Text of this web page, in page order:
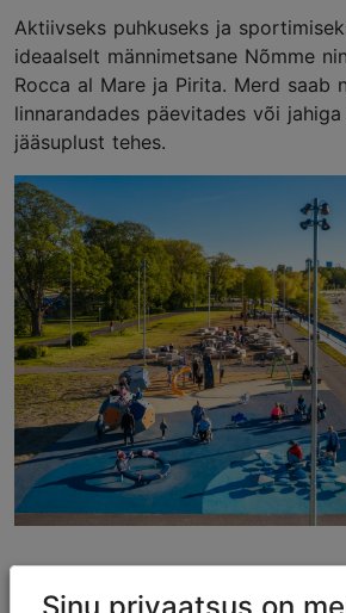
Aktiivseks puhkuseks ja
ideaalselt männimetsane Nõmme
Rocca al Mare ja Pirita. Merd saab
linnarandades päevitades või
jääsuplust tehes.